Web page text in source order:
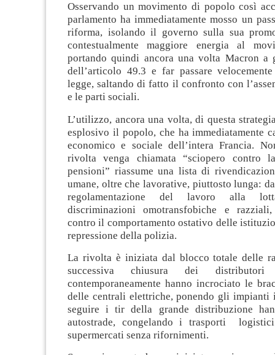
Osservando un movimento di popolo così
parlamento ha immediatamente mosso un
riforma, isolando il governo sulla sua
contestualmente maggiore energia al
portando quindi ancora una volta Macron a
dell’articolo 49.3 e far passare
legge, saltando di fatto il confronto con
e le parti sociali.
L’utilizzo, ancora una volta, di questa
esplosivo il popolo, che ha immediatamente
economico e sociale dell’intera Francia.
rivolta venga chiamata “sciopero contro
pensioni” riassume una lista di
umane, oltre che lavorative, piuttosto lunga:
regolamentazione del lavoro alla
discriminazioni omotransfobiche e
contro il comportamento ostativo delle
repressione della polizia.
La rivolta è iniziata dal blocco totale delle
successiva chiusura dei
contemporaneamente hanno incrociato le
delle centrali elettriche, ponendo gli impianti
seguire i tir della grande distribuzione
autostrade, congelando i trasporti
supermercati senza rifornimenti.